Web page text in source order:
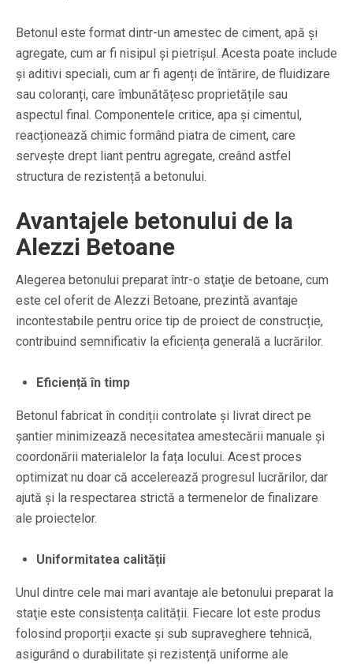
Betonul este format dintr-un amestec de ciment, apă și
agregate, cum ar fi nisipul și pietrișul. Acesta poate include
și aditivi speciali, cum ar fi agenți de întărire, de fluidizare
sau coloranți, care îmbunătățesc proprietățile sau
aspectul final. Componentele critice, apa și cimentul,
reacționează chimic formând piatra de ciment, care
servește drept liant pentru agregate, creând astfel
structura de rezistență a betonului.
Avantajele betonului de la
Alezzi Betoane
Alegerea betonului preparat într-o staţie de betoane, cum
este cel oferit de Alezzi Betoane, prezintă avantaje
incontestabile pentru orice tip de proiect de construcție,
contribuind semnificativ la eficiența generală a lucrărilor.
Eficiență în timp
Betonul fabricat în condiții controlate și livrat direct pe
șantier minimizează necesitatea amestecării manuale și
coordonării materialelor la fața locului. Acest proces
optimizat nu doar că accelerează progresul lucrărilor, dar
ajută și la respectarea strictă a termenelor de finalizare
ale proiectelor.
Uniformitatea calității
Unul dintre cele mai mari avantaje ale betonului preparat la
staţie este consistența calității. Fiecare lot este produs
folosind proporții exacte și sub supraveghere tehnică,
asigurând o durabilitate și rezistență uniforme ale